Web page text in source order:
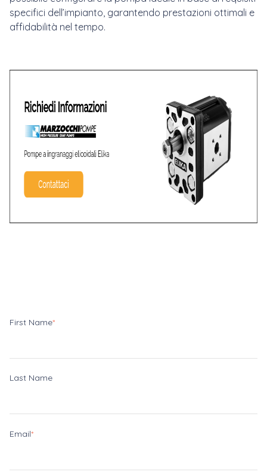
specifici dell’impianto, garantendo prestazioni ottimali e
affidabilità nel tempo.
First Name*
Last Name
Email*